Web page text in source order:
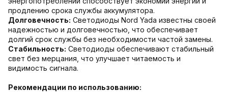
продлению срока службы аккумулятора.
Долговечность: Светодиоды Nord Yada известны своей
надежностью и долговечностью, что обеспечивает
долгий срок службы без необходимости частой замены.
Стабильность: Светодиоды обеспечивают стабильный
свет без мерцания, что улучшает читаемость и
видимость сигнала.
Рекомендации по использованию: